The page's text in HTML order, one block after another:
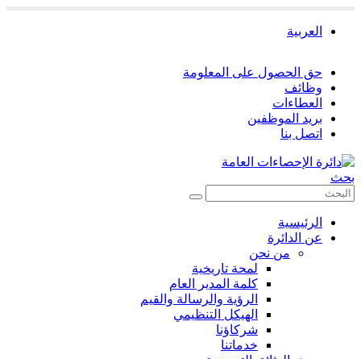
العربية
حق الحصول على المعلومة
وظائف
العطاءات
بريد الموظفين
اتصل بنا
بحث
الرئيسية
عن الدائرة
من نحن
لمحة تاريخية
كلمة المدير العام
الرؤية والرسالة والقيم
الهيكل التنظيمي
شركاؤنا
خدماتنا